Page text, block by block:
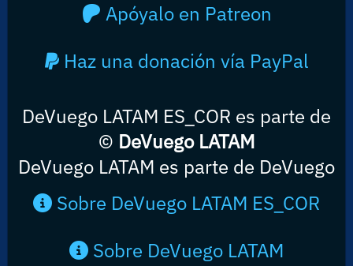
Apóyalo en Patreon
Haz una donación vía PayPal
DeVuego LATAM ES_COR es parte de
© DeVuego LATAM
DeVuego LATAM es parte de DeVuego
Sobre DeVuego LATAM ES_COR
Sobre DeVuego LATAM